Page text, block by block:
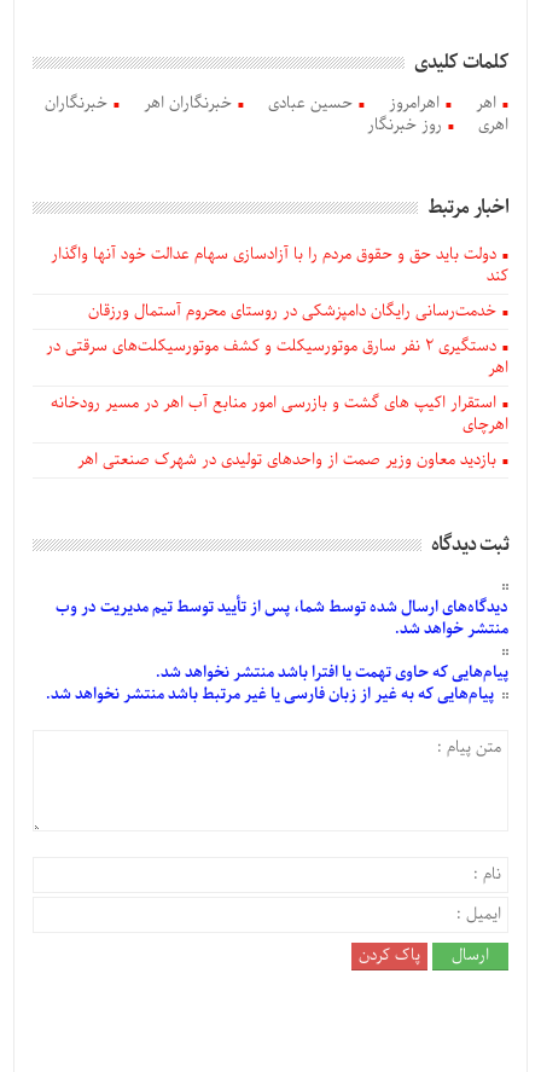
کلمات کلیدی
اهر اهرامروز حسین عبادی خبرنگاران اهر
خبرنگاران
اهری
روز خبرنگار
اخبار مرتبط
دولت باید حق و حقوق مردم را با آزادسازی سهام عدالت خود آنها واگذار
کند
خدمت‌رسانی رایگان دامپزشکی در روستای محروم آستمال ورزقان
دستگيری ۲ نفر سارق موتورسیکلت و کشف موتورسیکلت‌های سرقتی در
اهر
استقرار اکیپ های گشت و بازرسی امور منابع آب اهر در مسیر رودخانه
اهرچای
بازدید معاون وزیر صمت از واحدهای تولیدی در شهرک صنعتی اهر
ثبت دیدگاه
دیدگاه‌هایارسالشدهتوسط شما، پس ازتأییدتوسط تیم مدیریت در وب
منتشر خواهد شد.
پیام‌هاییکه حاوی تهمت یا افترا باشد منتشر نخواهد شد.
پیام‌هاییکه به غیر از زبان فارسی یا غیر مرتبط باشد منتشر نخواهد شد.